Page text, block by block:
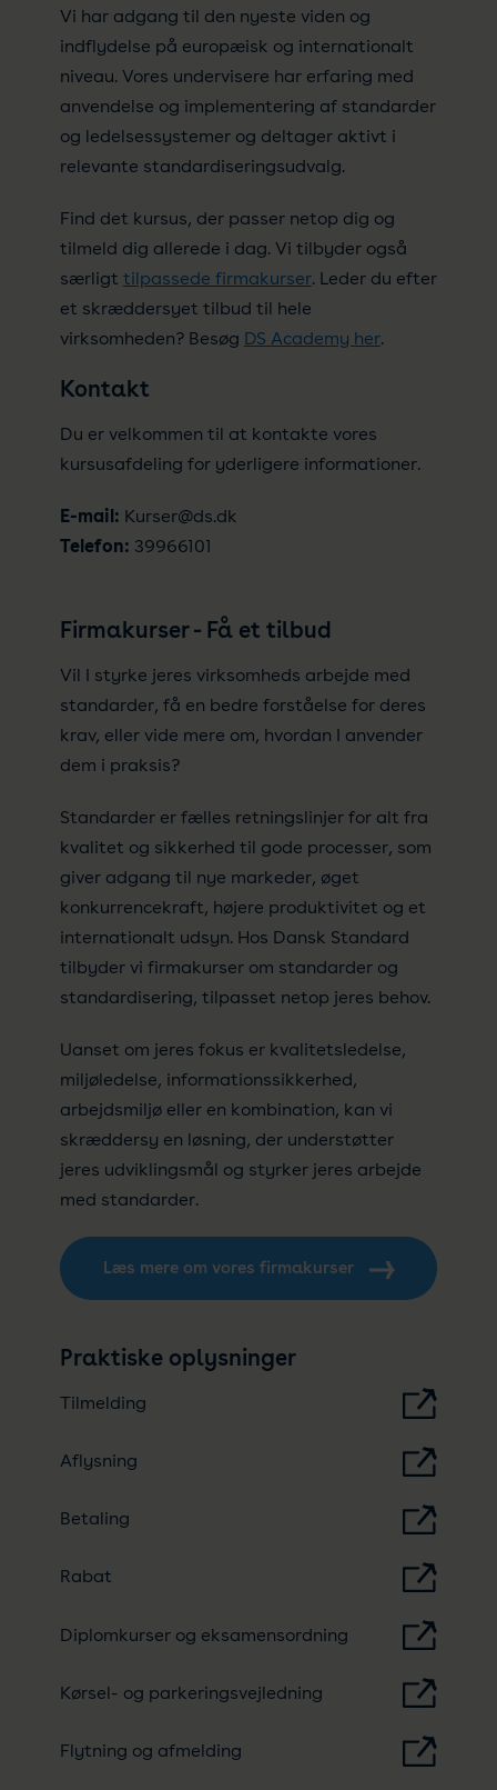
Vi har adgang til den nyeste viden og
indflydelse på europæisk og internationalt
niveau. Vores undervisere har erfaring med
anvendelse og implementering af standarder
og ledelsessystemer og deltager aktivt i
relevante standardiseringsudvalg.
Find det kursus, der passer netop dig og
tilmeld dig allerede i dag. Vi tilbyder også
særligt tilpassede firmakurser. Leder du efter
et skræddersyet tilbud til hele
virksomheden? Besøg DS Academy her.
Kontakt
Du er velkommen til at kontakte vores
kursusafdeling for yderligere informationer.
E-mail: Kurser@ds.dk
Telefon: 39966101
Firmakurser - Få et tilbud
Vil I styrke jeres virksomheds arbejde med
standarder, få en bedre forståelse for deres
krav, eller vide mere om, hvordan I anvender
dem i praksis?
Standarder er fælles retningslinjer for alt fra
kvalitet og sikkerhed til gode processer, som
giver adgang til nye markeder, øget
konkurrencekraft, højere produktivitet og et
internationalt udsyn. Hos Dansk Standard
tilbyder vi firmakurser om standarder og
standardisering, tilpasset netop jeres behov.
Uanset om jeres fokus er kvalitetsledelse,
miljøledelse, informationssikkerhed,
arbejdsmiljø eller en kombination, kan vi
skræddersy en løsning, der understøtter
jeres udviklingsmål og styrker jeres arbejde
med standarder.
Læs mere om vores firmakurser
Praktiske oplysninger
Tilmelding
Aflysning
Betaling
Rabat
Diplomkurser og eksamensordning
Kørsel- og parkeringsvejledning
Flytning og afmelding